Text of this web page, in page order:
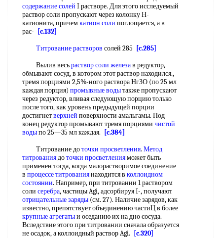
содержание солей I растворе. Для этого исследуемый
раствор соли пропускают через колонку Н-
катионита, причемкатион соли поглощается, а в
рас-
[c.132]
Титрование растворов солей 285
[c.285]
Вылив весьраствор соли железав редуктор,
обмывают сосуд, в котором этот раствор находился.,
тремя порциями 2,5%-ного раствора НгЗО (по 25 мл
каждая порция) промывные водытакже пропускают
через редуктор, вливая следующую порцию только
после того, как уровень предыдущей порции
достигнетверхней поверхности амальгамы. Под
конец редуктор промывают тремя порциями чистой
водыпо 25—35 мл каждая.
[c.384]
Титрование доточки просветления. Метод
титрованиядоточки просветленияможет быть
применен тогда, когда малорастворимое соединение
в процессе титрованиянаходится в коллоидном
состоянии. Например, при титровании 1 раствором
соли серебра, частицы Agi, адсорбируя I-, получают
отрицательные заряды (см. 27). Наличие зарядов, как
известно, препятствует объединению частиЦ в более
крупные агрегатыи оседанию их на дно сосуда.
Вследствие этого при титровании сначала образуется
не осадок, а коллоидный раствор Agi.
[c.320]